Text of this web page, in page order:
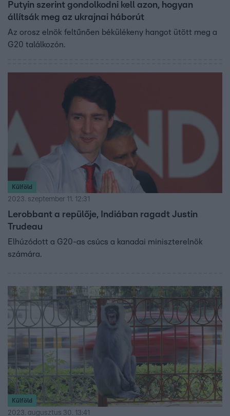
Putyin szerint gondolkodni kell azon, hogyan
állítsák meg az ukrajnai háborút
Az orosz elnök feltűnően békülékeny hangot ütött meg a
G20 találkozón.
Külföld
2023. szeptember 11. 12:31
Lerobbant a repülője, Indiában ragadt Justin
Trudeau
Elhúzódott a G20-as csúcs a kanadai miniszterelnök
számára.
Külföld
2023. augusztus 30. 13:41